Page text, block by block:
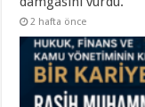
2 hafta önce